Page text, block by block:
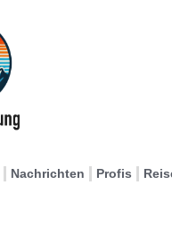
Nachrichten Profis